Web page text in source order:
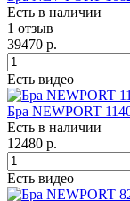
Есть в наличии
1 отзыв
39470 р.
Есть видео
Бра NEWPORT
Есть в наличии
12480 р.
Есть видео